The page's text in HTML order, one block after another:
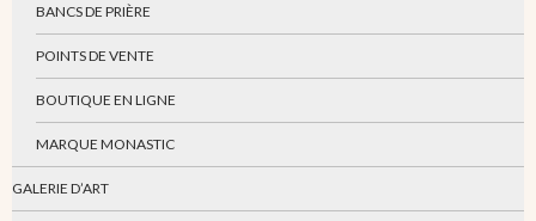
BANCS DE PRIÈRE
POINTS DE VENTE
BOUTIQUE EN LIGNE
MARQUE MONASTIC
GALERIE D’ART